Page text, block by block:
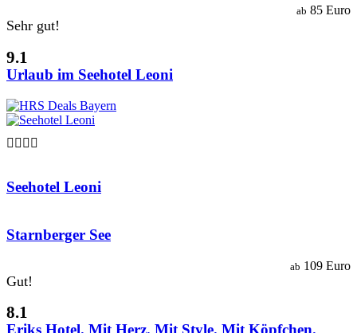
Sehr gut!
9.1
ab 85 Euro
Urlaub im Seehotel Leoni

Seehotel Leoni
Starnberger See
Gut!
8.1
ab 109 Euro
Eriks Hotel. Mit Herz. Mit Style. Mit Köpfchen.